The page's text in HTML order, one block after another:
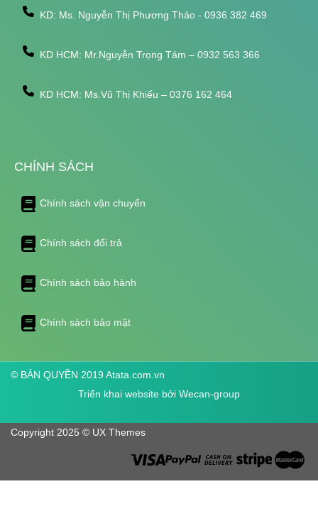
KD: Ms. Nguyễn Thị Phương Thảo - 0936 382 469
KD HCM: Mr.Nguyễn Trọng Tám – 0932 563 366
KD HCM: Ms.Vũ Thị Khiếu – 0376 162 464
CHÍNH SÁCH
Chính sách vận chuyển
Chính sách đổi trả
Chính sách bảo hành
Chính sách bảo mật
© BẢN QUYỀN 2019 Atata.com.vn
Triển khai website bởi Wecan-group
Copyright 2025 © UX Themes